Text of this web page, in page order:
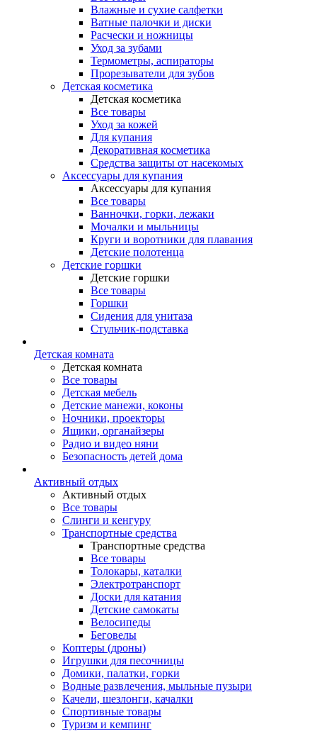
Влажные и сухие салфетки
Ватные палочки и диски
Расчески и ножницы
Уход за зубами
Термометры, аспираторы
Прорезыватели для зубов
Детская косметика
Детская косметика
Все товары
Уход за кожей
Для купания
Декоративная косметика
Средства защиты от насекомых
Аксессуары для купания
Аксессуары для купания
Все товары
Ванночки, горки, лежаки
Мочалки и мыльницы
Круги и воротники для плавания
Детские полотенца
Детские горшки
Детские горшки
Все товары
Горшки
Сидения для унитаза
Стульчик-подставка
Детская комната
Детская комната
Все товары
Детская мебель
Детские манежи, коконы
Ночники, проекторы
Ящики, органайзеры
Радио и видео няни
Безопасность детей дома
Активный отдых
Активный отдых
Все товары
Слинги и кенгуру
Транспортные средства
Транспортные средства
Все товары
Толокары, каталки
Электротранспорт
Доски для катания
Детские самокаты
Велосипеды
Беговелы
Коптеры (дроны)
Игрушки для песочницы
Домики, палатки, горки
Водные развлечения, мыльные пузыри
Качели, шезлонги, качалки
Спортивные товары
Туризм и кемпинг